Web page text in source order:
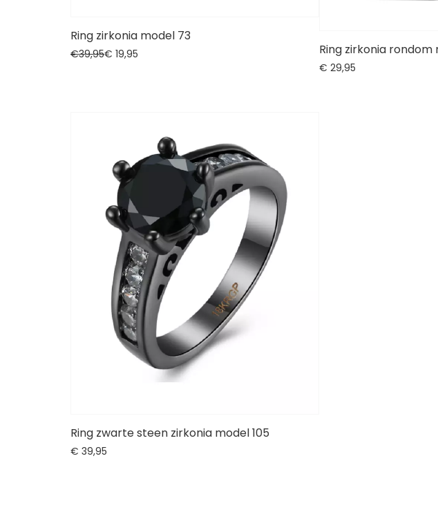
Ring zirkonia model 73
€39,95€ 19,95 Ring zirkonia rondom
€ 29,95
Ring zwarte steen zirkonia model 105
€ 39,95